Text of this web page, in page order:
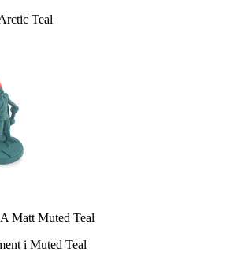
Teal
Matt Muted Teal
i Muted Teal